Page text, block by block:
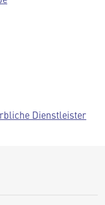
Dienstleister